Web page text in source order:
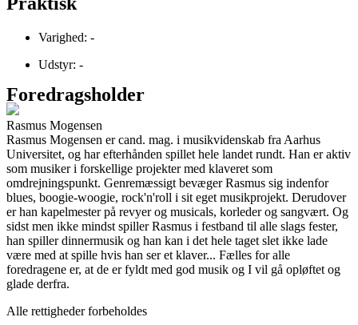
Varighed: -
Udstyr: -
Foredragsholder
Rasmus Mogensen
Rasmus Mogensen er cand. mag. i musikvidenskab fra Aarhus
Universitet, og har efterhånden spillet hele landet rundt. Han er aktiv
som musiker i forskellige projekter med klaveret som
omdrejningspunkt. Genremæssigt bevæger Rasmus sig indenfor
blues, boogie-woogie, rock'n'roll i sit eget musikprojekt. Derudover
er han kapelmester på revyer og musicals, korleder og sangvært. Og
sidst men ikke mindst spiller Rasmus i festband til alle slags fester,
han spiller dinnermusik og han kan i det hele taget slet ikke lade
være med at spille hvis han ser et klaver... Fælles for alle
foredragene er, at de er fyldt med god musik og I vil gå opløftet og
glade derfra.
Alle rettigheder forbeholdes